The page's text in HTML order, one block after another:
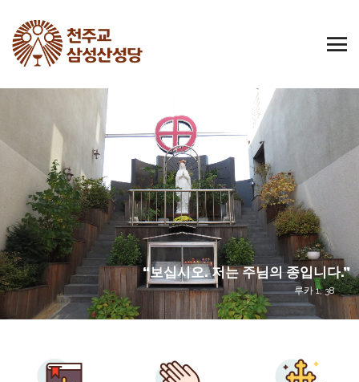
루카 1, 38
“보십시오. 저는 주님의 종입니다.”